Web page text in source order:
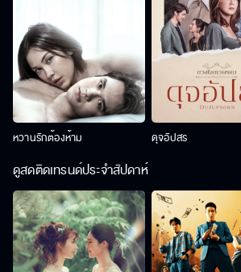
หวานรักต้องห้าม ดุจอัปสร
ดูสดติดเทรนด์ประจำสัปดาห์